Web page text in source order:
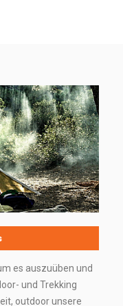
es auszuüben und
und Trekking
outdoor unsere